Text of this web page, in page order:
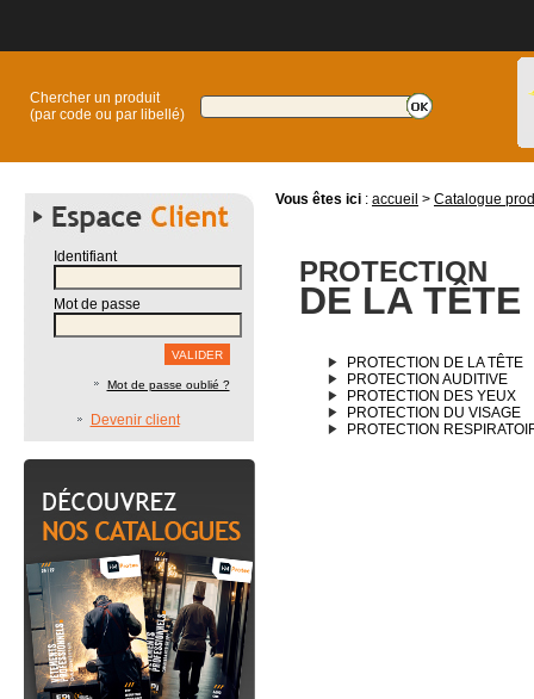
Chercher un produit
(par code ou par libellé)
Identifiant
Mot de passe
Mot de passe oublié ?
Devenir client
Vous êtes ici : accueil > Catalogue
PROTECTION
DE LA TÊTE
PROTECTION DE LA TÊTE
PROTECTION AUDITIVE
PROTECTION DES YEUX
PROTECTION DU VISAGE
PROTECTION